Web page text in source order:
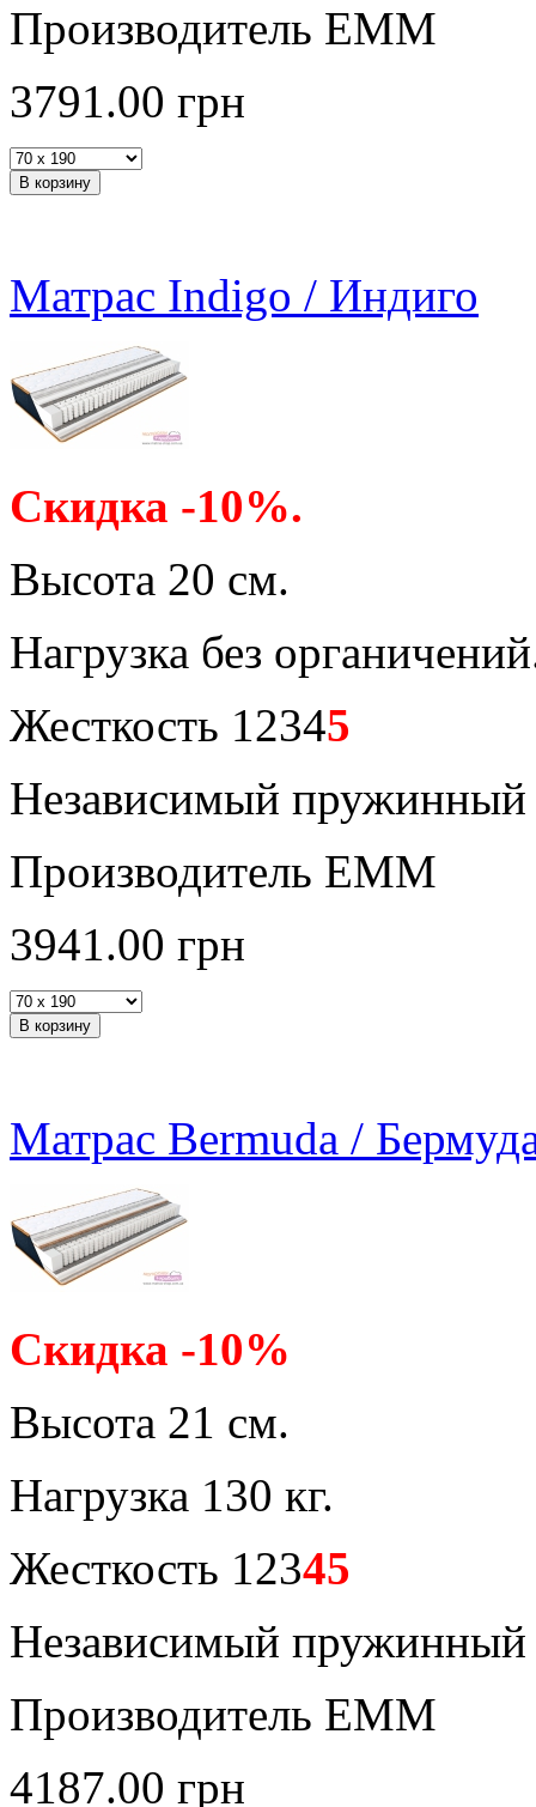
Производитель ЕММ
3791.00 грн
Матрас Indigo / Индиго
Скидка -10%.
Высота 20 см.
Нагрузка без
Жесткость 12345
Независимый пружинный
Производитель ЕММ
3941.00 грн
Матрас Bermuda /
Скидка -10%
Высота 21 см.
Нагрузка 130 кг.
Жесткость 12345
Независимый пружинный
Производитель ЕММ
4187.00 грн